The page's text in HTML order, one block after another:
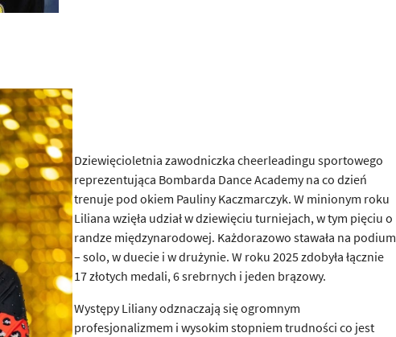
Dziewięcioletnia zawodniczka cheerleadingu sportowego
reprezentująca Bombarda Dance Academy na co dzień
trenuje pod okiem Pauliny Kaczmarczyk. W minionym roku
Liliana wzięła udział w dziewięciu turniejach, w tym pięciu o
randze międzynarodowej. Każdorazowo stawała na podium
– solo, w duecie i w drużynie. W roku 2025 zdobyła łącznie
17 złotych medali, 6 srebrnych i jeden brązowy.
Występy Liliany odznaczają się ogromnym
profesjonalizmem i wysokim stopniem trudności co jest